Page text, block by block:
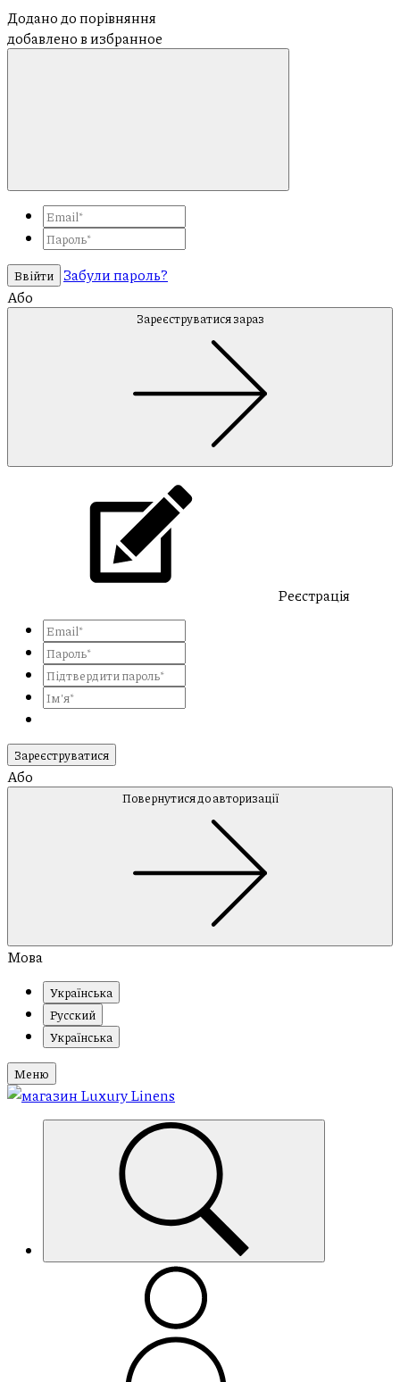
Додано до порівняння
добавлено в избранное
Ввійти
Забули пароль?
Або
Зареєструватися зараз
Реєстрація
Зареєструватися
Або
Повернутися до авторизації
Мова
Українська
Русский
Українська
Меню